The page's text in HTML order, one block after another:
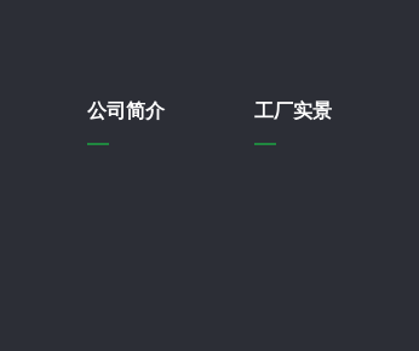
公司简介 工厂实景